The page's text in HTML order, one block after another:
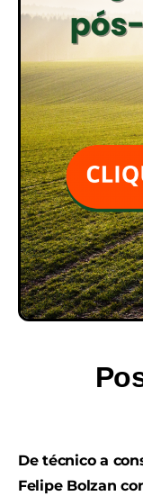
De técnico a
Felipe Bolzan